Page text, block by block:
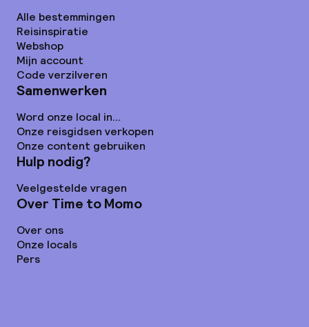
Alle bestemmingen
Reisinspiratie
Webshop
Mijn account
Code verzilveren
Samenwerken
Word onze local in...
Onze reisgidsen verkopen
Onze content gebruiken
Hulp nodig?
Veelgestelde vragen
Over Time to Momo
Over ons
Onze locals
Pers